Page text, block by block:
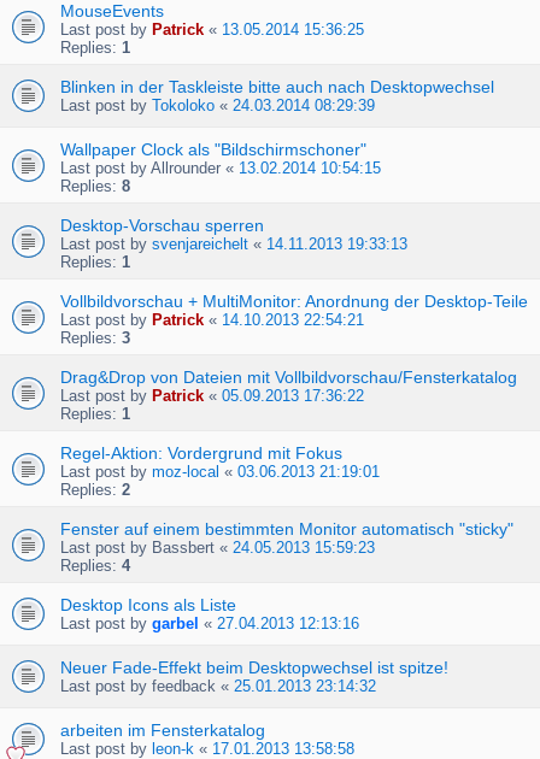
MouseEvents
Last post by Patrick « 13.05.2014 15:36:25
Replies: 1
Blinken in der Taskleiste bitte auch nach Desktopwechsel
Last post by Tokoloko « 24.03.2014 08:29:39
Wallpaper Clock als "Bildschirmschoner"
Last post by Allrounder « 13.02.2014 10:54:15
Replies: 8
Desktop-Vorschau sperren
Last post by svenjareichelt « 14.11.2013 19:33:13
Replies: 1
Vollbildvorschau + MultiMonitor: Anordnung der Desktop-Teile
Last post by Patrick « 14.10.2013 22:54:21
Replies: 3
Drag&Drop von Dateien mit Vollbildvorschau/Fensterkatalog
Last post by Patrick « 05.09.2013 17:36:22
Replies: 1
Regel-Aktion: Vordergrund mit Fokus
Last post by moz-local « 03.06.2013 21:19:01
Replies: 2
Fenster auf einem bestimmten Monitor automatisch "sticky"
Last post by Bassbert « 24.05.2013 15:59:23
Replies: 4
Desktop Icons als Liste
Last post by garbel « 27.04.2013 12:13:16
Neuer Fade-Effekt beim Desktopwechsel ist spitze!
Last post by feedback « 25.01.2013 23:14:32
arbeiten im Fensterkatalog
Last post by leon-k « 17.01.2013 13:58:58